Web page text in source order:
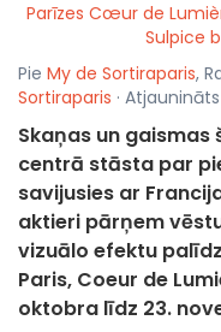
Parīzes Cœur de
Sulpice
Pie My de Sortiraparis,
Sortiraparis ·
Skaņas un
centrā stāsta par
savijusies ar
aktieri pārņem
vizuālo efektu
Paris, Coeur de
oktobra līdz 23.